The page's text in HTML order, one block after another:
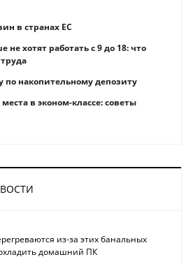
в странах ЕС
не хотят работать с 9 до 18: что
по накопительному депозиту
в эконом-классе: советы
из-за этих банальных
домашний ПК